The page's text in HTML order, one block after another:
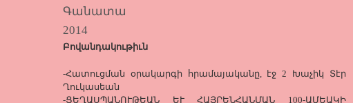
Գանատա
2014
Բովանդակութիւն
-Հատուցման օրակարգի հրամայականը, էջ 2 Խաչիկ Տէր
Ղուկասեան
-ՑԵՂԱՍՊԱՆՈՒԹԵԱՆ ԵՒ ՀԱՅՐԵՆՀԱՆՄԱՆ 100-ԱՄԵԱԿԻ